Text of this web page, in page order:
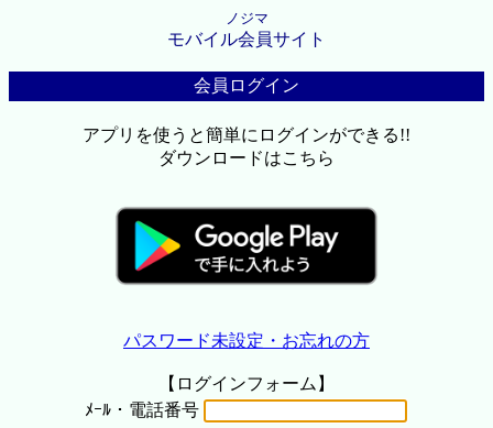
ノジマ
モバイル会員サイト
会員ログイン
アプリを使うと簡単にログインができる!!
ダウンロードはこちら
パスワード未設定・お忘れの方
【ログインフォーム】
ﾒｰﾙ・電話番号